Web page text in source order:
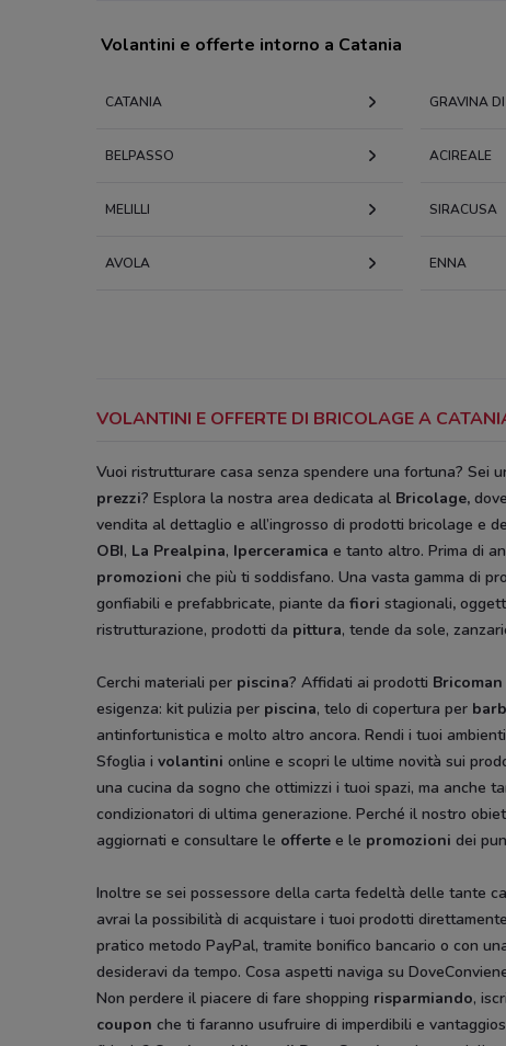
Volantini e offerte intorno a Catania
CATANIA GRAVINA
BELPASSO ACIREALE
MELILLI SIRACUSA
AVOLA ENNA
VOLANTINI E OFFERTE DI BRICOLAGE A
Vuoi ristrutturare casa senza spendere una fortuna? Sei
prezzi? Esplora la nostra area dedicata al Bricolage,
vendita al dettaglio e all’ingrosso di prodotti bricolage e
OBI, La Prealpina, Iperceramica e tanto altro. Prima di
promozioni che più ti soddisfano. Una vasta gamma di
gonfiabili e prefabbricate, piante da fiori stagionali,
ristrutturazione, prodotti da pittura, tende da sole,
Cerchi materiali per piscina? Affidati ai prodotti Bricoman
esigenza: kit pulizia per piscina, telo di copertura per
antinfortunistica e molto altro ancora. Rendi i tuoi
Sfoglia i volantini online e scopri le ultime novità sui
una cucina da sogno che ottimizzi i tuoi spazi, ma anche
condizionatori di ultima generazione. Perché il nostro
aggiornati e consultare le offerte e le promozioni dei
Inoltre se sei possessore della carta fedeltà delle tante
avrai la possibilità di acquistare i tuoi prodotti
pratico metodo PayPal, tramite bonifico bancario o con
desideravi da tempo. Cosa aspetti naviga su
Non perdere il piacere di fare shopping risparmiando,
coupon che ti faranno usufruire di imperdibili e